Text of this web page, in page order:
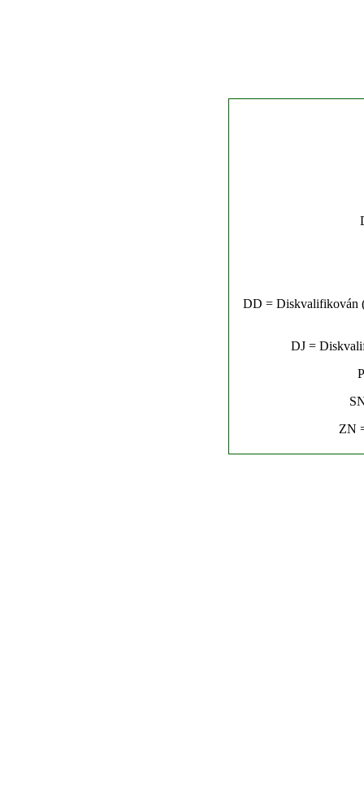
DD = Diskvalifikován
DJ =
ZN